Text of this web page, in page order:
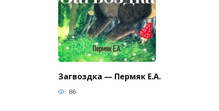
Загвоздка — Пермяк Е.А.
86